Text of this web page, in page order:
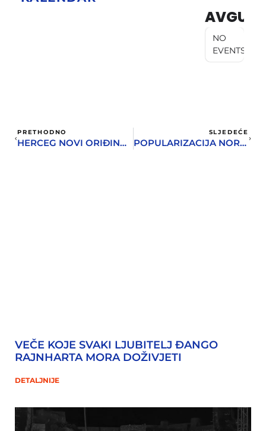
AVGUST
NO
EVENTS
PRETHODNO
HERCEG NOVI ORIĐINAL ILI KOPIJA?
SLJEDEĆE
POPULARIZACIJA NORDIJSKE MITOLOGIJE KROZ STRIP
VEČE KOJE SVAKI LJUBITELJ ĐANGO
RAJNHARTA MORA DOŽIVJETI
DETALJNIJE